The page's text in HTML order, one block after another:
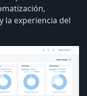
la experiencia del